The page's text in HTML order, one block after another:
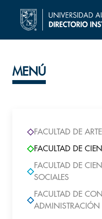
MENÚ
FACULTAD DE
FACULTAD DE
FACULTAD DE
SOCIALES
FACULTAD DE
ADMINISTRACIÓN